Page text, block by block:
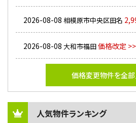
2026-08-08 相模原市中央区田名
2026-08-08 大和市福田価格改定 >>
価格変更物件を全部
人気物件ランキング